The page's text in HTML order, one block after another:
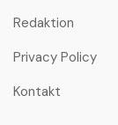
Redaktion
Privacy Policy
Kontakt